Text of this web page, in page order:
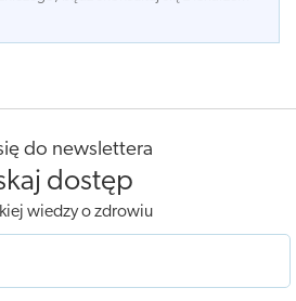
do newslettera
dostęp
wiedzy o zdrowiu